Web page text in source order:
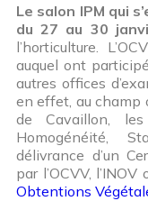
Le salon IPM qui
du 27 au 30
l’horticulture.
auquel ont
autres offices
en effet, au champ
de Cavaillon,
Homogénéité,
délivrance d’un
par l’OCVV,
Obtentions